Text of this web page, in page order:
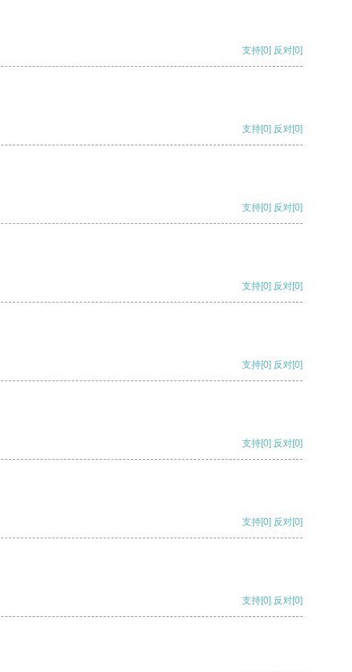
支持[0] 反对[0]
支持[0] 反对[0]
支持[0] 反对[0]
支持[0] 反对[0]
支持[0] 反对[0]
支持[0] 反对[0]
支持[0] 反对[0]
支持[0] 反对[0]